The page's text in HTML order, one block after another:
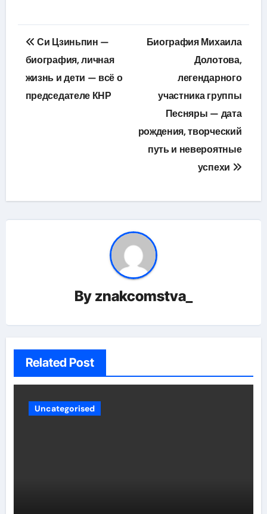
Навигация
по
записям
Си Цзиньпин —
биография, личная
жизнь и дети — всё о
председателе КНР
Биография Михаила
Долотова,
легендарного
участника группы
Песняры — дата
рождения, творческий
путь и невероятные
успехи
By znakcomstva_
Related Post
Uncategorised